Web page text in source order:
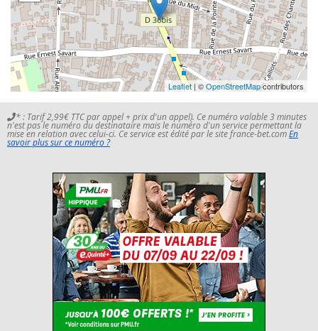
Leaflet | ©OpenStreetMapcontributors
* : Tarif 2,99€ TTC par appel + prix d'un appel). Ce numéro valable 3 minutes
n'est pas le numéro du destinataire mais le numéro d'un service permettant la
mise en relation avec celui-ci. Ce service est édité par le site france-bet.comEn
savoir plus sur ce numéro ?